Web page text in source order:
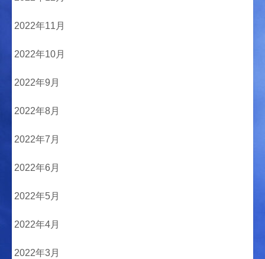
2022年11月
2022年10月
2022年9月
2022年8月
2022年7月
2022年6月
2022年5月
2022年4月
2022年3月